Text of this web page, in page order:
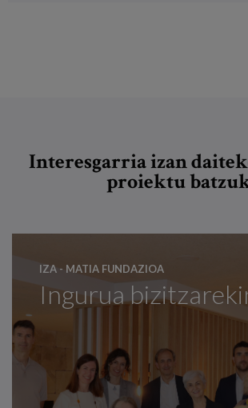
Interesgarria izan
proiektu
IZA - MATIA FUNDAZIOA
Ingurua